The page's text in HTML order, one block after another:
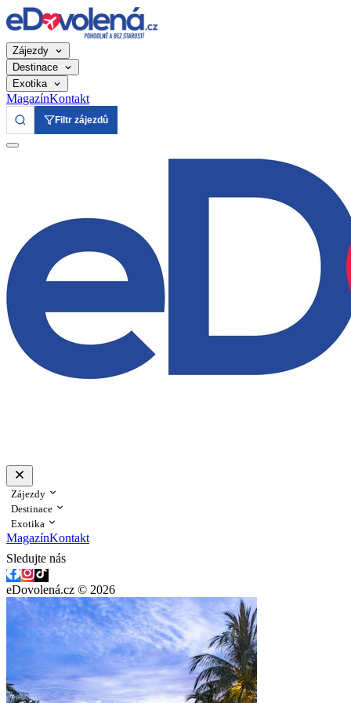
Zájezdy
Destinace
Exotika
MagazínKontakt
Filtr zájezdů
Zájezdy
Destinace
Exotika
MagazínKontakt
Sledujte nás
eDovolená.cz © 2026